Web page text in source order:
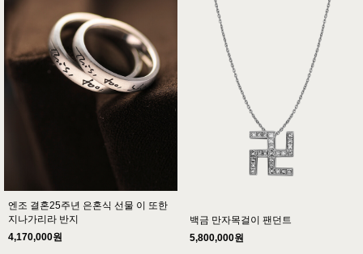
엔조 결혼25주년 은혼식 선물 이 또한
지나가리라 반지
4,170,000원
백금 만자목걸이 팬던트
5,800,000원